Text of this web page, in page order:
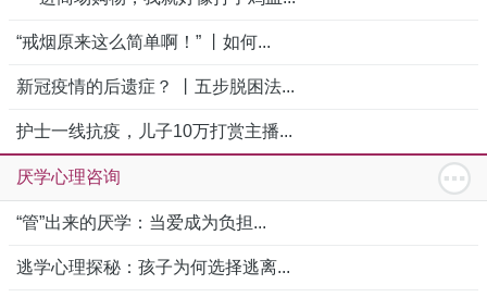
“戒烟原来这么简单啊！” 丨如何...
新冠疫情的后遗症？ 丨五步脱困法...
护士一线抗疫，儿子10万打赏主播...
厌学心理咨询
“管”出来的厌学：当爱成为负担...
逃学心理探秘：孩子为何选择逃离...